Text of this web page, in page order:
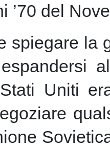
’70 del
spiegare la
Uniti